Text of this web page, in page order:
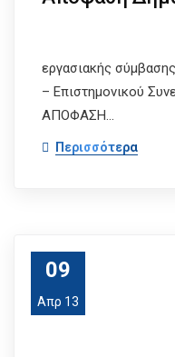
ΘΕΜΑ:
εργασιακής
– Επιστημονικού
ΑΠΟΦΑΣΗ…
Περισσότερα
09
Απρ 13